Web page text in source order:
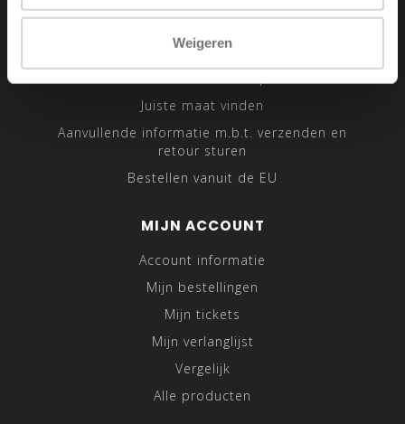
Weigeren
Sitemap
Traveling Tailor
Juiste maat vinden
Aanvullende informatie m.b.t. verzenden en
retour sturen
Bestellen vanuit de EU
MIJN ACCOUNT
Account informatie
Mijn bestellingen
Mijn tickets
Mijn verlanglijst
Vergelijk
Alle producten